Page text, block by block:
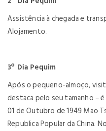
Assistência à chegada e
Alojamento.
3º Dia Pequim
Após o pequeno-almoço,
destaca pelo seu tamanho –
01 de Outubro de 1949 Mao
Republica Popular da China.